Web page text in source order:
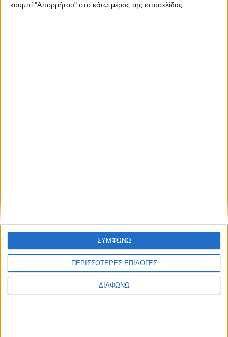
κουμπί "Απορρήτου" στο κάτω μέρος της ιστοσελίδας.
ΠΕΡΙΣΣΟΤΕΡΕΣ ΕΠΙΛΟΓΕΣ
ΔΙΑΦΩΝΩ
ΣΥΜΦΩΝΩ
Classics Επικοινωνία H Eταιρεία
Trailers